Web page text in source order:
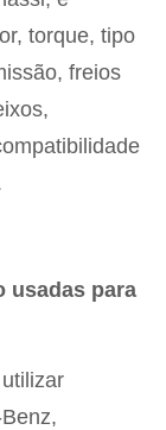
torque, tipo
freios
usadas para